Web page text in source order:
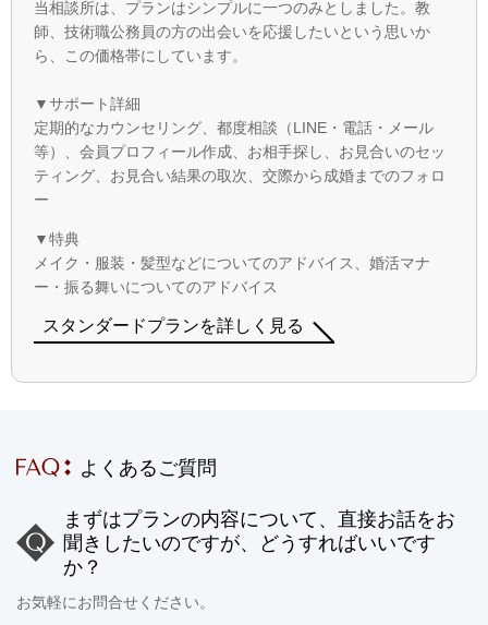
当相談所は、プランはシンプルに一つのみとしました。教
師、技術職公務員の方の出会いを応援したいという思いか
ら、この価格帯にしています。
▼サポート詳細
定期的なカウンセリング、都度相談（LINE・電話・メール
等）、会員プロフィール作成、お相手探し、お見合いのセッ
ティング、お見合い結果の取次、交際から成婚までのフォロ
ー
▼特典
メイク・服装・髪型などについてのアドバイス、婚活マナ
ー・振る舞いについてのアドバイス
スタンダードプランを詳しく見る
よくあるご質問
まずはプランの内容について、直接お話をお
聞きしたいのですが、どうすればいいです
か？
お気軽にお問合せください。